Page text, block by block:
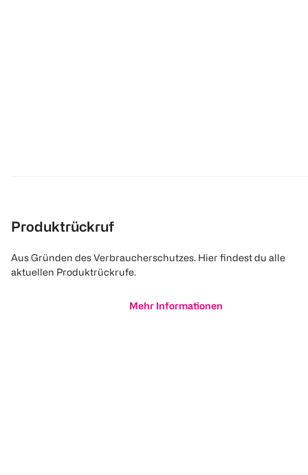
Produktrückruf
Aus Gründen des Verbraucherschutzes. Hier findest du alle
aktuellen Produktrückrufe.
Mehr Informationen